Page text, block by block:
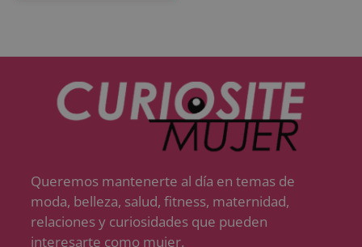
Queremos mantenerte al día en temas de
moda, belleza, salud, fitness, maternidad,
relaciones y curiosidades que pueden
interesarte como mujer.